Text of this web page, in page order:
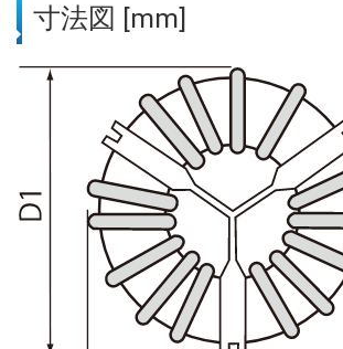
寸法図 [mm]